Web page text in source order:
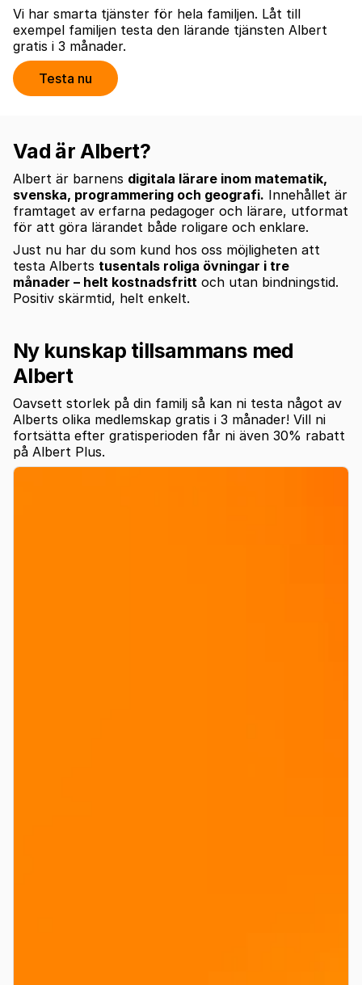
Vi har smarta tjänster för hela familjen. Låt till
exempel familjen testa den lärande tjänsten Albert
gratis i 3 månader.
Testa nu
Vad är Albert?
Albert är barnens digitala lärare inom matematik,
svenska, programmering och geografi. Innehållet är
framtaget av erfarna pedagoger och lärare, utformat
för att göra lärandet både roligare och enklare.
Just nu har du som kund hos oss möjligheten att
testa Alberts tusentals roliga övningar i tre
månader – helt kostnadsfritt och utan bindningstid.
Positiv skärmtid, helt enkelt.
Ny kunskap tillsammans med
Albert
Oavsett storlek på din familj så kan ni testa något av
Alberts olika medlemskap gratis i 3 månader! Vill ni
fortsätta efter gratisperioden får ni även 30% rabatt
på Albert Plus.